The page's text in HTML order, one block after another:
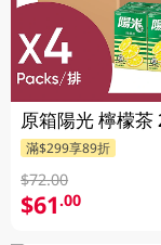
原箱陽光 檸檬茶
滿$299享89折
$72.00
$61.00